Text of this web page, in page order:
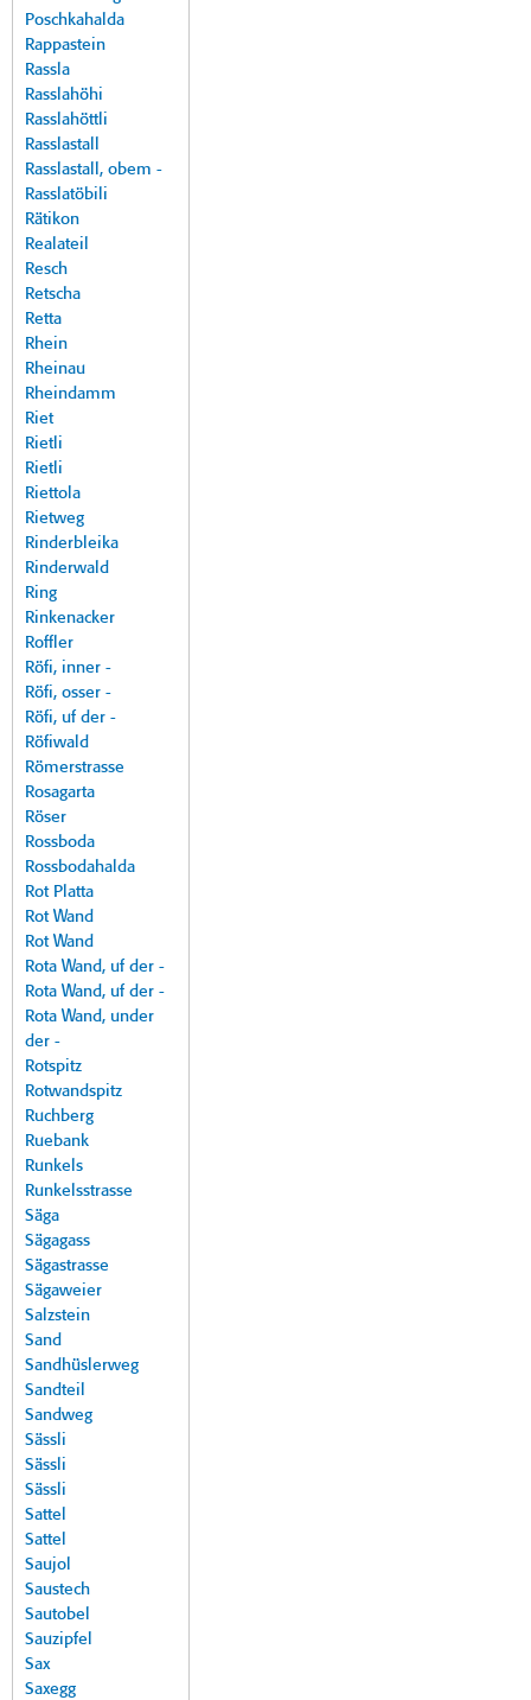
Poschkahalda
Rappastein
Rassla
Rasslahöhi
Rasslahöttli
Rasslastall
Rasslastall, obem -
Rasslatöbili
Rätikon
Realateil
Resch
Retscha
Retta
Rhein
Rheinau
Rheindamm
Riet
Rietli
Rietli
Riettola
Rietweg
Rinderbleika
Rinderwald
Ring
Rinkenacker
Roffler
Röfi, inner -
Röfi, osser -
Röfi, uf der -
Röfiwald
Römerstrasse
Rosagarta
Röser
Rossboda
Rossbodahalda
Rot Platta
Rot Wand
Rot Wand
Rota Wand, uf der -
Rota Wand, uf der -
Rota Wand, under
der -
Rotspitz
Rotwandspitz
Ruchberg
Ruebank
Runkels
Runkelsstrasse
Säga
Sägagass
Sägastrasse
Sägaweier
Salzstein
Sand
Sandhüslerweg
Sandteil
Sandweg
Sässli
Sässli
Sässli
Sattel
Sattel
Saujol
Saustech
Sautobel
Sauzipfel
Sax
Saxegg